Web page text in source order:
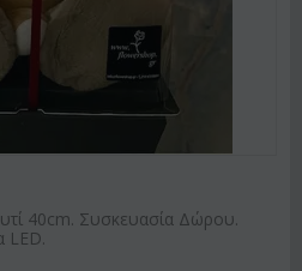
40cm. Συσκευασία Δώρου.
LED.